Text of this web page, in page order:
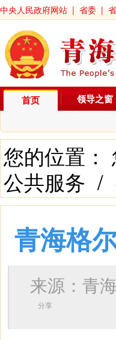
中央人民政府网站 | 省委 |
首页 领导之窗
您的位置：
公共服务 /
青海格
来源：
分享